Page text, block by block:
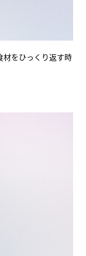
材をひっくり返す時